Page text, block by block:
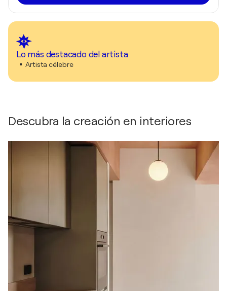
Lo más destacado del artista
Artista célebre
Descubra la creación en interiores